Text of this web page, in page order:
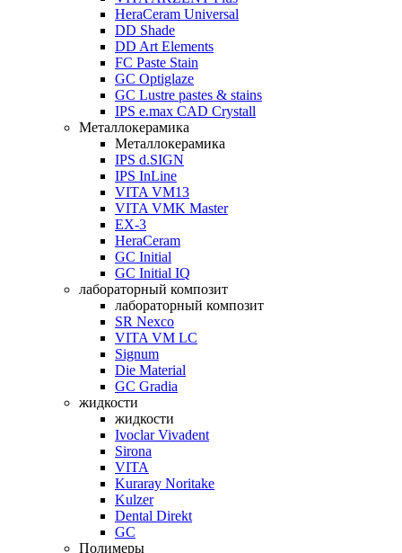
HeraCeram Universal
DD Shade
DD Art Elements
FC Paste Stain
GC Optiglaze
GC Lustre pastes & stains
IPS e.max CAD Crystall
Металлокерамика
Металлокерамика
IPS d.SIGN
IPS InLine
VITA VM13
VITA VMK Master
EX-3
HeraCeram
GC Initial
GC Initial IQ
лабораторный композит
лабораторный композит
SR Nexco
VITA VM LC
Signum
Die Material
GC Gradia
жидкости
жидкости
Ivoclar Vivadent
Sirona
VITA
Kuraray Noritake
Kulzer
Dental Direkt
GC
Полимеры